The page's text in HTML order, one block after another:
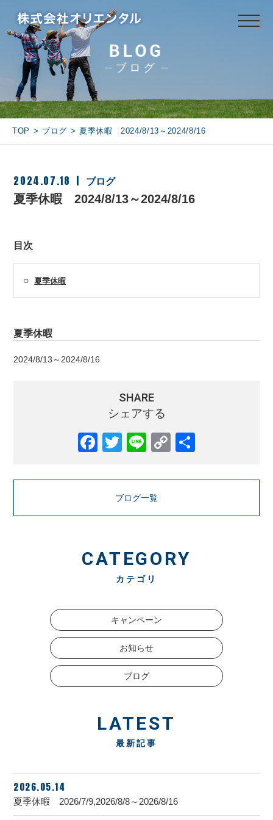
BLOG
ブログ
TOP ブログ 夏季休暇 2024/8/13～2024/8/16
2024.07.18 ブログ
夏季休暇 2024/8/13～2024/8/16
目次
○夏季休暇
夏季休暇
2024/8/13～2024/8/16
SHARE
シェアする
ブログ一覧
CATEGORY
カテゴリ
キャンペーン
お知らせ
ブログ
LATEST
最新記事
2026.05.14
夏季休暇 2026/7/9,2026/8/8～2026/8/16